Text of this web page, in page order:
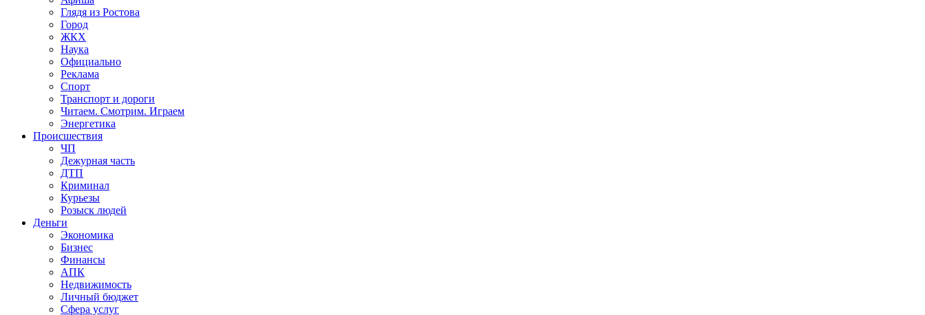
Глядя из Ростова
Город
ЖКХ
Наука
Официально
Реклама
Спорт
Транспорт и дороги
Читаем. Смотрим. Играем
Энергетика
Происшествия
ЧП
Дежурная часть
ДТП
Криминал
Курьезы
Розыск людей
Деньги
Экономика
Бизнес
Финансы
АПК
Недвижимость
Личный бюджет
Сфера услуг